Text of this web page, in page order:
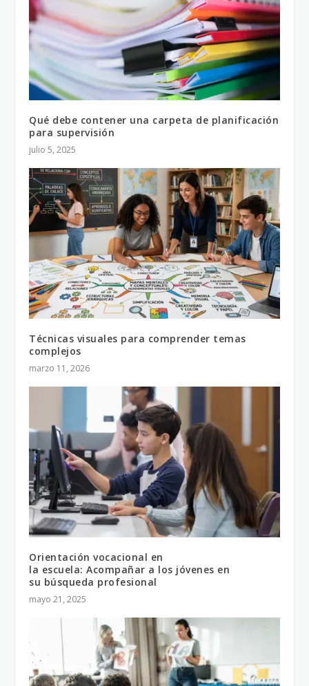
Qué debe contener una carpeta de planificación
para supervisión
julio 5, 2025
Técnicas visuales para comprender temas
complejos
marzo 11, 2026
Orientación vocacional en
la escuela: Acompañar a los jóvenes en
su búsqueda profesional
mayo 21, 2025